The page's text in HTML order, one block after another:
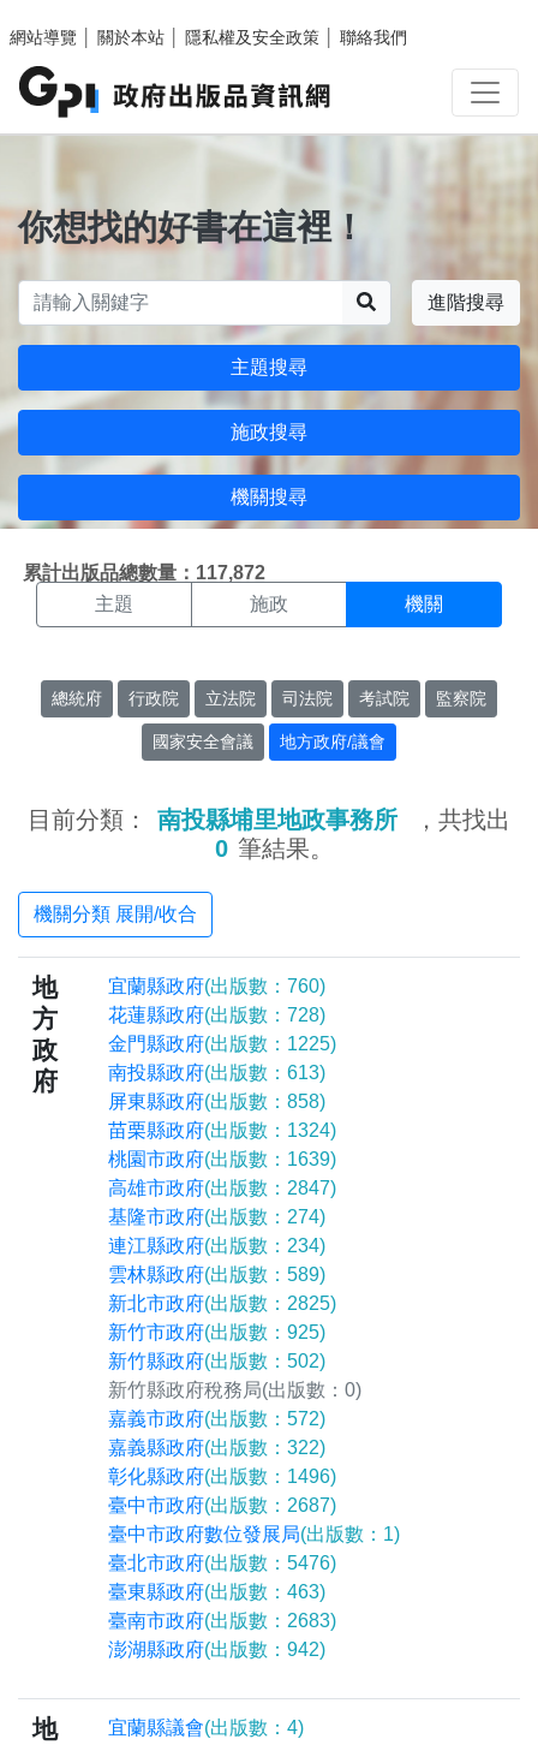
網站導覽
關於本站 隱私權及安全政策 聯絡我們
你想找的好書在這裡！
進階搜尋
主題搜尋
施政搜尋
機關搜尋
累計出版品總數量：117,872
機關搜尋結果頁面
主題 施政 機關
總統府 行政院 立法院 司法院 考試院 監察院
國家安全會議 地方政府/議會
目前分類： 南投縣埔里地政事務所
，共找出
0 筆結果。
機關分類 展開/收合
地
方
政
府
宜蘭縣政府(出版數：760)
花蓮縣政府(出版數：728)
金門縣政府(出版數：1225)
南投縣政府(出版數：613)
屏東縣政府(出版數：858)
苗栗縣政府(出版數：1324)
桃園市政府(出版數：1639)
高雄市政府(出版數：2847)
基隆市政府(出版數：274)
連江縣政府(出版數：234)
雲林縣政府(出版數：589)
新北市政府(出版數：2825)
新竹市政府(出版數：925)
新竹縣政府(出版數：502)
新竹縣政府稅務局(出版數：0)
嘉義市政府(出版數：572)
嘉義縣政府(出版數：322)
彰化縣政府(出版數：1496)
臺中市政府(出版數：2687)
臺中市政府數位發展局(出版數：1)
臺北市政府(出版數：5476)
臺東縣政府(出版數：463)
臺南市政府(出版數：2683)
澎湖縣政府(出版數：942)
地
宜蘭縣議會(出版數：4)